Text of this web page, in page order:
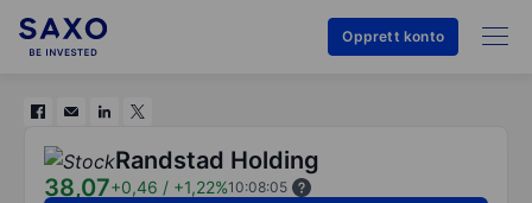
Opprett konto
Randstad Holding
38,07+0,46 / +1,22%10:08:05